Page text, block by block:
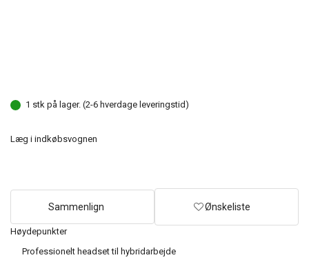
Høydepunkter
Professionelt headset til hybridarbejde
1 stk på lager. (2-6 hverdage leveringstid)
Læg i indkøbsvognen
Sammenlign Ønskeliste